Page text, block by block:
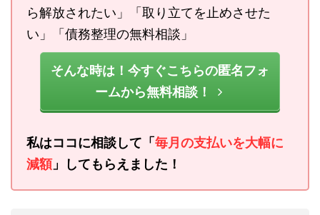
ら解放されたい」「取り立てを止めさせた
い」「債務整理の無料相談」
そんな時は！今すぐこちらの匿名フォ
ームから無料相談！
私はココに相談して「 毎月の支払いを大幅に
減額」してもらえました！